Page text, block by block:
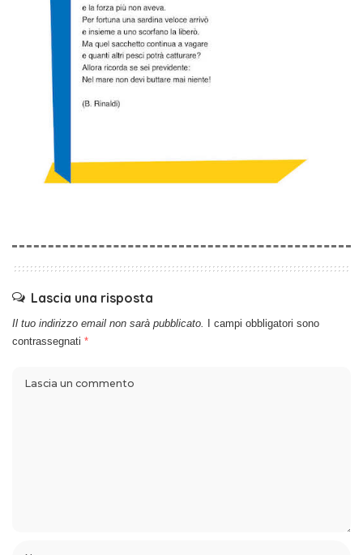
Lascia una risposta
Il tuo indirizzo email non sarà pubblicato.
I campi obbligatori sono
contrassegnati *